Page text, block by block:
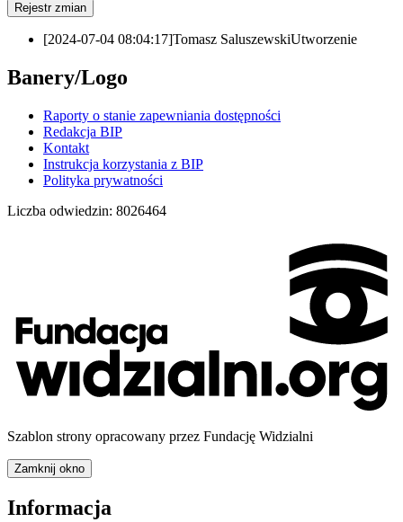
Rejestr zmian
[2024-07-04 08:04:17]Tomasz SaluszewskiUtworzenie
Banery/Logo
Raporty o stanie zapewniania dostępności
Redakcja BIP
Kontakt
Instrukcja korzystania z BIP
Polityka prywatności
Liczba odwiedzin: 8026464
Szablon strony opracowany przez Fundację Widzialni
Zamknij okno
Informacja